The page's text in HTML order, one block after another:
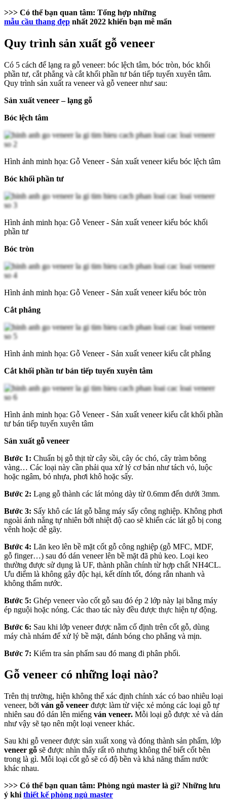
>>> Có thể bạn quan tâm: Tổng hợp những
mẫu cầu thang đẹp nhất 2022 khiến bạn mê mẩn
Quy trình sản xuất gỗ veneer
Có 5 cách để lạng ra gỗ veneer: bóc lệch tâm, bóc tròn, bóc khối
phần tư, cắt phẳng và cắt khối phần tư bán tiếp tuyến xuyên tâm.
Quy trình sản xuất ra veneer và gỗ veneer như sau:
Sản xuất veneer – lạng gỗ
Bóc lệch tâm
Hình ảnh minh họa: Gỗ Veneer - Sản xuất veneer kiểu bóc lệch tâm
Bóc khối phần tư
Hình ảnh minh họa: Gỗ Veneer - Sản xuất veneer kiểu bóc khối
phần tư
Bóc tròn
Hình ảnh minh họa: Gỗ Veneer - Sản xuất veneer kiểu bóc tròn
Cắt phẳng
Hình ảnh minh họa: Gỗ Veneer - Sản xuất veneer kiểu cắt phẳng
Cắt khối phần tư bán tiếp tuyến xuyên tâm
Hình ảnh minh họa: Gỗ Veneer - Sản xuất veneer kiểu cắt khối phần
tư bán tiếp tuyến xuyên tâm
Sản xuất gỗ veneer
Bước 1: Chuẩn bị gỗ thịt từ cây sồi, cây óc chó, cây tràm bông
vàng… Các loại này cần phải qua xử lý cơ bản như tách vỏ, luộc
hoặc ngâm, bỏ nhựa, phơi khô hoặc sấy.
Bước 2: Lạng gỗ thành các lát mỏng dày từ 0.6mm đến dưới 3mm.
Bước 3: Sấy khô các lát gỗ bằng máy sấy công nghiệp. Không phơi
ngoài ánh nắng tự nhiên bởi nhiệt độ cao sẽ khiến các lát gỗ bị cong
vênh hoặc dễ gãy.
Bước 4: Lăn keo lên bề mặt cốt gỗ công nghiệp (gỗ MFC, MDF,
gỗ finger…) sau đó dán veneer lên bề mặt đã phủ keo. Loại keo
thường được sử dụng là UF, thành phần chính từ hợp chất NH4CL.
Ưu điểm là không gây độc hại, kết dính tốt, đóng rắn nhanh và
không thấm nước.
Bước 5: Ghép veneer vào cốt gỗ sau đó ép 2 lớp này lại bằng máy
ép nguội hoặc nóng. Các thao tác này đều được thực hiện tự động.
Bước 6: Sau khi lớp veneer được nằm cố định trên cốt gỗ, dùng
máy chà nhám để xử lý bề mặt, đánh bóng cho phẳng và mịn.
Bước 7: Kiểm tra sản phẩm sau đó mang đi phân phối.
Gỗ veneer có những loại nào?
Trên thị trường, hiện không thể xác định chính xác có bao nhiêu loại
veneer, bởi ván gỗ veneer được làm từ việc xẻ mỏng các loại gỗ tự
nhiên sau đó dán lên miếng ván veneer. Mỗi loại gỗ được xẻ và dán
như vậy sẽ tạo nên một loại veneer khác.
Sau khi gỗ veneer được sản xuất xong và đóng thành sản phẩm, lớp
veneer gỗ sẽ được nhìn thấy rất rõ nhưng không thể biết cốt bên
trong là gì. Mỗi loại cốt gỗ sẽ có độ bền và khả năng thấm nước
khác nhau.
>>> Có thể bạn quan tâm: Phòng ngủ master là gì? Những lưu
ý khi thiết kế phòng ngủ master